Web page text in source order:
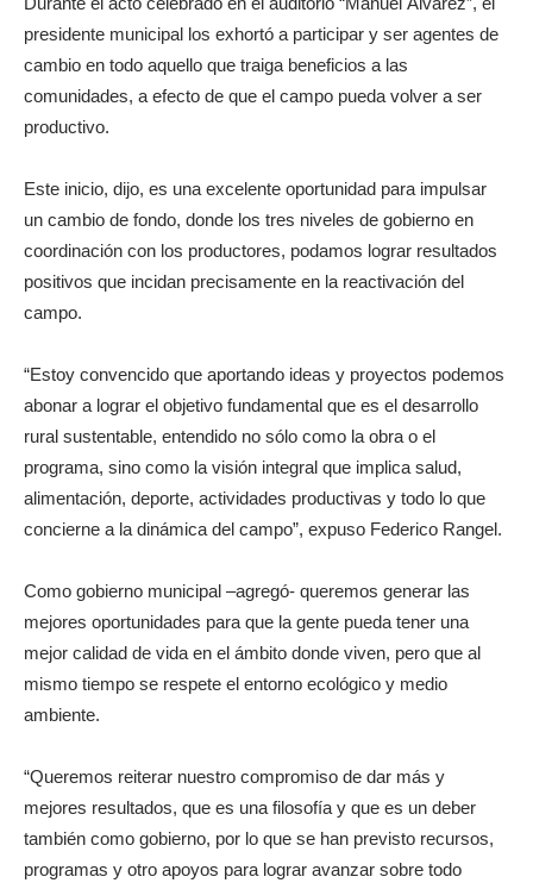
presidente municipal los exhortó a participar y ser agentes de
cambio en todo aquello que traiga beneficios a las
comunidades, a efecto de que el campo pueda volver a ser
productivo.
Este inicio, dijo, es una excelente oportunidad para impulsar
un cambio de fondo, donde los tres niveles de gobierno en
coordinación con los productores, podamos lograr resultados
positivos que incidan precisamente en la reactivación del
campo.
“Estoy convencido que aportando ideas y proyectos podemos
abonar a lograr el objetivo fundamental que es el desarrollo
rural sustentable, entendido no sólo como la obra o el
programa, sino como la visión integral que implica salud,
alimentación, deporte, actividades productivas y todo lo que
concierne a la dinámica del campo”, expuso Federico Rangel.
Como gobierno municipal –agregó- queremos generar las
mejores oportunidades para que la gente pueda tener una
mejor calidad de vida en el ámbito donde viven, pero que al
mismo tiempo se respete el entorno ecológico y medio
ambiente.
“Queremos reiterar nuestro compromiso de dar más y
mejores resultados, que es una filosofía y que es un deber
también como gobierno, por lo que se han previsto recursos,
programas y otro apoyos para lograr avanzar sobre todo